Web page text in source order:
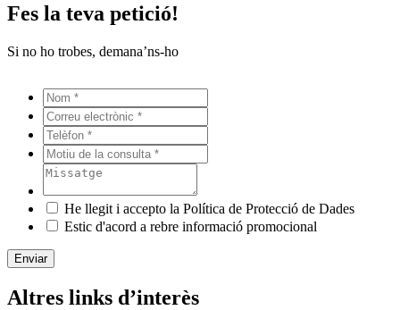
Fes la teva petició!
Si no ho trobes, demana’ns-ho
He llegit i accepto la Política de Protecció de Dades
Estic d'acord a rebre informació promocional
Enviar
Altres links d’interès